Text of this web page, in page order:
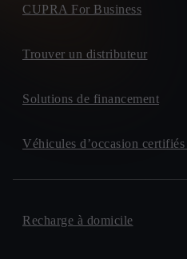
CUPRA For Business
Trouver un distributeur
Solutions de financement
Véhicules d’occasion
Recharge à domicile